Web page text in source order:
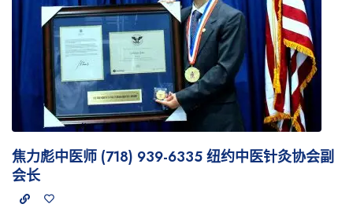
焦力彪中医师 (718) 939-6335 纽约中医针灸协会副
会长